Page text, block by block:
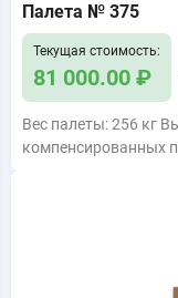
Палета № 375
Текущая стоимость:
81 000.00 ₽
Вес палеты: 256 кг
компенсированных